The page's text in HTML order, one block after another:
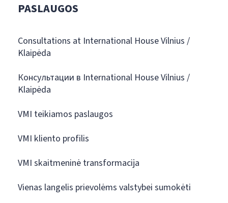
PASLAUGOS
Consultations at International House Vilnius /
Klaipėda
Консультации в International House Vilnius /
Klaipėda
VMI teikiamos paslaugos
VMI kliento profilis
VMI skaitmeninė transformacija
Vienas langelis prievolėms valstybei sumokėti